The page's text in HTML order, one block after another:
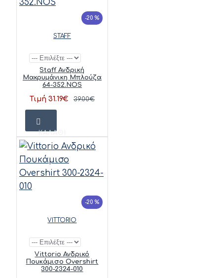
-20 %
STAFF
Staff Ανδρική
Μακρυμάνικη Μπλούζα
64-352.NOS
Τιμή 31.19€ 39.00€
ΚΑΛΆΘΙ
-20 %
VITTORIO
Vittorio Ανδρικό
Πουκάμισο Overshirt
300-2324-010